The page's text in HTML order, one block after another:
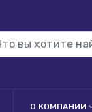
О КОМПАНИИ